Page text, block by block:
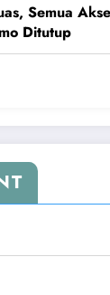
Semua
Ditutup